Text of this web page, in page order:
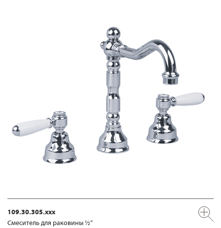
109.30.305.xxx
Смеситель для раковины ½“